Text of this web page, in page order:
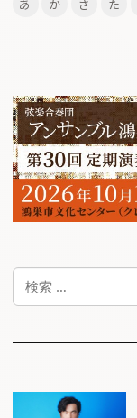
あ か さ た